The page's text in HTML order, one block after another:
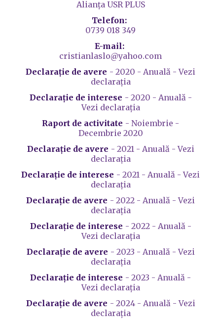
Alianța USR PLUS
Telefon:
0739 018 349
E-mail:
cristianlaslo@yahoo.com
Declarație de avere - 2020 - Anuală - Vezi
declarația
Declarație de interese - 2020 - Anuală -
Vezi declarația
Raport de activitate - Noiembrie -
Decembrie 2020
Declarație de avere - 2021 - Anuală - Vezi
declarația
Declarație de interese - 2021 - Anuală - Vezi
declarația
Declarație de avere - 2022 - Anuală - Vezi
declarația
Declarație de interese - 2022 - Anuală -
Vezi declarația
Declarație de avere - 2023 - Anuală - Vezi
declarația
Declarație de interese - 2023 - Anuală -
Vezi declarația
Declarație de avere - 2024 - Anuală - Vezi
declarația